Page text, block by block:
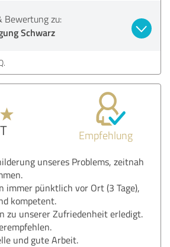
Bewertung zu:
Schwarz
Empfehlung
unseres Problems, zeitnah
immer pünktlich vor Ort (3 Tage),
kompetent.
zu unserer Zufriedenheit erledigt.
und gute Arbeit.